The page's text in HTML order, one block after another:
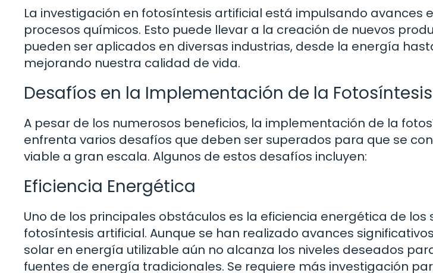
La investigación en fotosíntesis artificial está impulsando avances
procesos químicos. Esto puede llevar a la creación de nuevos
pueden ser aplicados en diversas industrias, desde la energía
mejorando nuestra calidad de vida.
Desafíos en la Implementación de la
A pesar de los numerosos beneficios, la implementación de la
enfrenta varios desafíos que deben ser superados para que se
viable a gran escala. Algunos de estos desafíos incluyen:
Eficiencia Energética
Uno de los principales obstáculos es la eficiencia energética de los
fotosíntesis artificial. Aunque se han realizado avances
solar en energía utilizable aún no alcanza los niveles deseados
fuentes de energía tradicionales. Se requiere más investigación